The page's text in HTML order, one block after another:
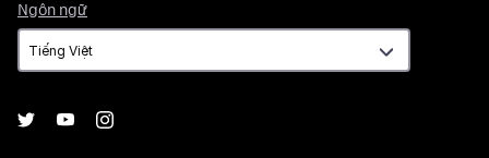
Ngôn ngữ
ngữ